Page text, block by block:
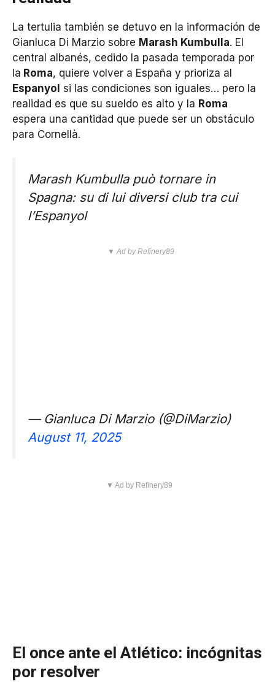
La tertulia también se detuvo en la información de
Gianluca Di Marzio sobre Marash Kumbulla. El
central albanés, cedido la pasada temporada por
la Roma, quiere volver a España y prioriza al
Espanyol si las condiciones son iguales… pero la
realidad es que su sueldo es alto y la Roma
espera una cantidad que puede ser un obstáculo
para Cornellà.
Marash Kumbulla può tornare in
Spagna: su di lui diversi club tra cui
l’Espanyol
▼ Ad by Refinery89
— Gianluca Di Marzio (@DiMarzio)
August 11, 2025
▼ Ad by Refinery89
El once ante el Atlético: incógnitas
por resolver